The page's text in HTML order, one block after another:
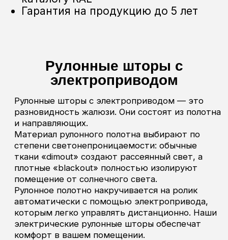
Ваши окна – наш
карниз
Какие бы окна у вас ни были —
панорамные, арочные, мансардные
или стандартные — у нас есть
идеальное решение. Умные
электрокарнизы для любых штор: